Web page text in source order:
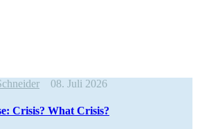
08. Juli 2026
Crisis? What Crisis?